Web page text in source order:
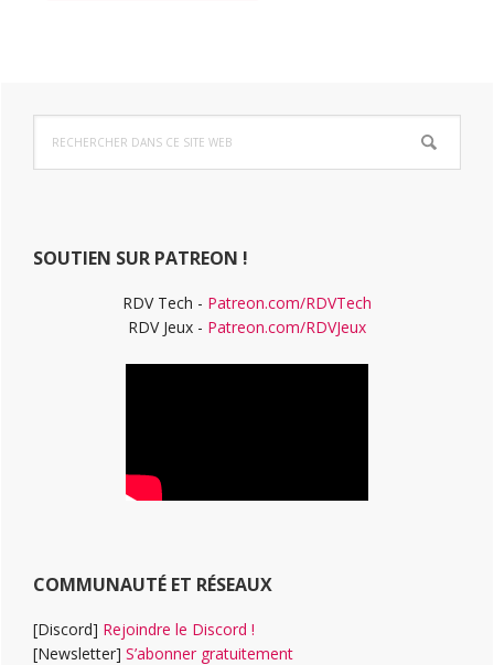
Barre
latérale
dans
ce
SOUTIEN SUR PATREON !
RDV Tech - Patreon.com/RDVTech
RDV Jeux - Patreon.com/RDVJeux
COMMUNAUTÉ ET RÉSEAUX
[Discord] Rejoindre le Discord !
[Newsletter] S’abonner gratuitement